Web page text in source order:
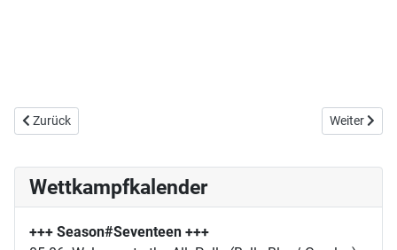
Vorheriger Beitrag: Steini siegt im Klettern
Zurück Nächster
Weiter
Wettkampfkalender
+++ Season#Seventeen +++